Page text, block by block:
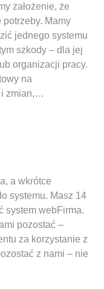
założenie, że
Mamy
jednego systemu
szkody – dla jej
organizacji pracy.
na
i zmian,…
a wkrótce
systemu. Masz 14
system webFirma.
pozostać –
za korzystanie z
z nami – nie